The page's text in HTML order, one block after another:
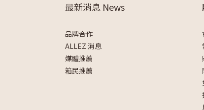
最新消息 News
品牌合作
ALLEZ 消息
媒體推薦
箱民推薦